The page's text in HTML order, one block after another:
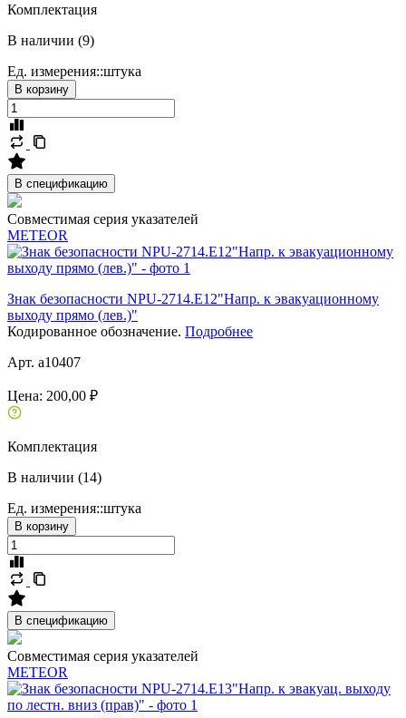
Комплектация
В наличии (9)
Ед. измерения::штука
В корзину
В спецификацию
Совместимая серия указателей
METEOR
Знак безопасности NPU-2714.E12"Напр. к эвакуационному
выходу прямо (лев.)"
Кодированное обозначение. Подробнее
Арт. a10407
Цена: 200,00 ₽
Комплектация
В наличии (14)
Ед. измерения::штука
В корзину
В спецификацию
Совместимая серия указателей
METEOR